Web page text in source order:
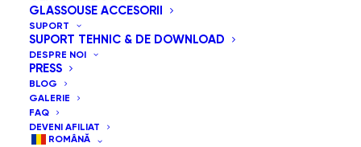
GLASSOUSE ACCESORII
SUPORT
SUPORT TEHNIC & DE DOWNLOAD
DESPRE NOI
PRESS
BLOG
GALERIE
FAQ
DEVENI AFILIAT
ROMÂNĂ
Sortează după cele mai recente
Sortează după preț: de la mare la mic